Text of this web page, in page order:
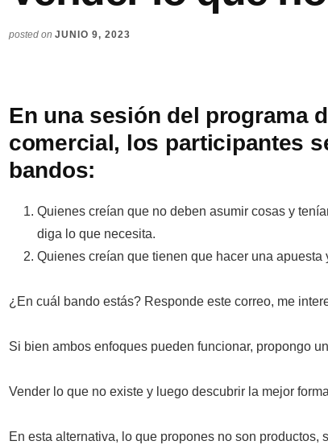
posted on JUNIO 9, 2023
En una sesión del programa
comercial, los participantes
bandos:
Quienes creían que no deben asumir cosas y
diga lo que necesita.
Quienes creían que tienen que hacer una
¿En cuál bando estás? Responde este correo, me
Si bien ambos enfoques pueden funcionar, propongo
Vender lo que no existe y luego descubrir la mejor
En esta alternativa, lo que propones no son productos,